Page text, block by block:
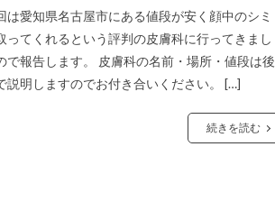
は愛知県名古屋市にある値段が安く顔中のシミ
ってくれるという評判の皮膚科に行ってきまし
で報告します。 皮膚科の名前・場所・値段は後
説明しますのでお付き合いください。 […]
続きを読む